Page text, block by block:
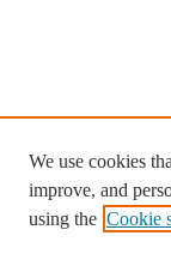
We use cookies
improve, and
using the Cookie